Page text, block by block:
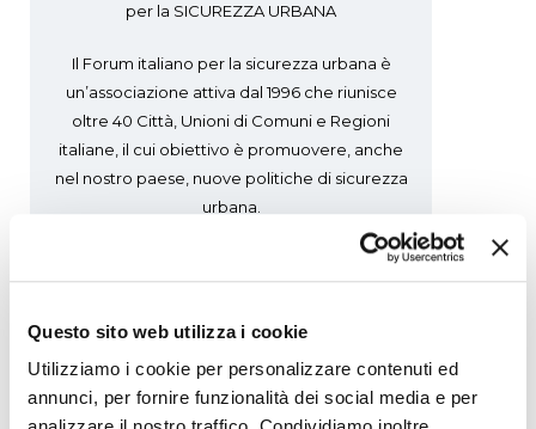
Questo sito web utilizza i cookie
Utilizziamo i cookie per personalizzare contenuti ed
annunci, per fornire funzionalità dei social media e per
per la SICUREZZA URBANA
Il Forum italiano per la sicurezza urbana è
un’associazione attiva dal 1996 che riunisce
oltre 40 Città, Unioni di Comuni e Regioni
italiane, il cui obiettivo è promuovere, anche
nel nostro paese, nuove politiche di sicurezza
urbana.